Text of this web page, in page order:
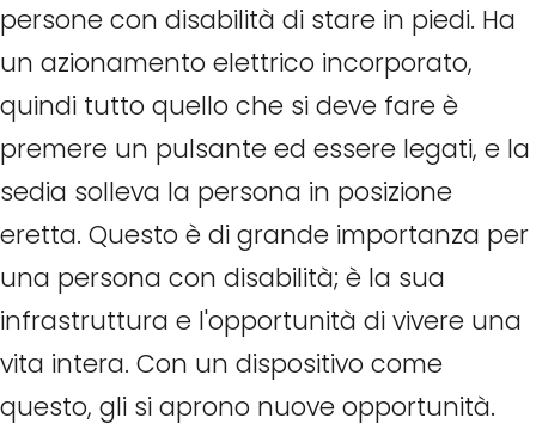
persone con disabilità di stare in piedi. Ha
un azionamento elettrico incorporato,
quindi tutto quello che si deve fare è
premere un pulsante ed essere legati, e la
sedia solleva la persona in posizione
eretta. Questo è di grande importanza per
una persona con disabilità; è la sua
infrastruttura e l'opportunità di vivere una
vita intera. Con un dispositivo come
questo, gli si aprono nuove opportunità.